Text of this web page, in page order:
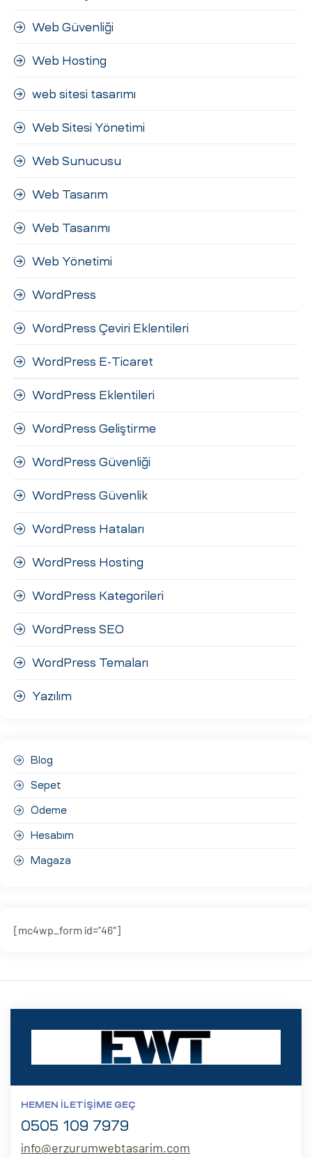
Web Güvenliği
Web Hosting
web sitesi tasarımı
Web Sitesi Yönetimi
Web Sunucusu
Web Tasarım
Web Tasarımı
Web Yönetimi
WordPress
WordPress Çeviri Eklentileri
WordPress E-Ticaret
WordPress Eklentileri
WordPress Geliştirme
WordPress Güvenliği
WordPress Güvenlik
WordPress Hataları
WordPress Hosting
WordPress Kategorileri
WordPress SEO
WordPress Temaları
Yazılım
Blog
Sepet
Ödeme
Hesabım
Magaza
[mc4wp_form id=”46″]
HEMEN İLETIŞIME GEÇ
0505 109 7979
info@erzurumwebtasarim.com